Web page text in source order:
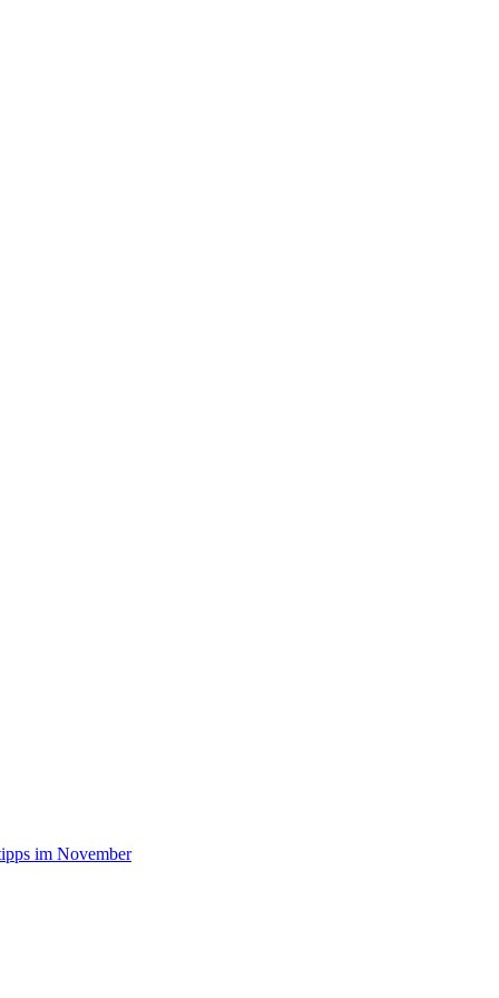
im November